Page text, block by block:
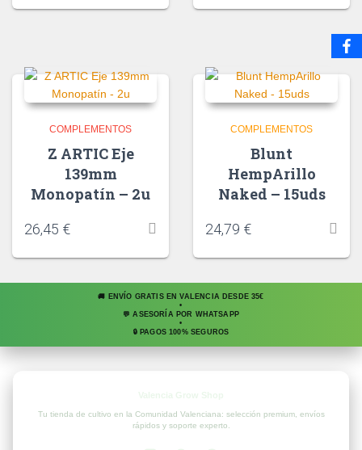
COMPLEMENTOS
Z ARTIC Eje
139mm
Monopatín – 2u
26,45 €
COMPLEMENTOS
Blunt
HempArillo
Naked – 15uds
24,79 €
🚚 ENVÍO GRATIS EN VALENCIA DESDE 35€
•
💬 ASESORÍA POR WHATSAPP
•
🔒 PAGOS 100% SEGUROS
Tu tienda de cultivo en la Comunidad Valenciana: selección premium, envíos
rápidos y soporte experto.